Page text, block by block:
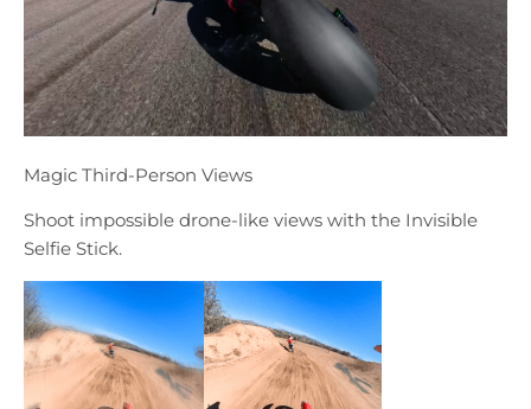
Magic Third-Person Views
Shoot impossible drone-like views with the Invisible
Selfie Stick.